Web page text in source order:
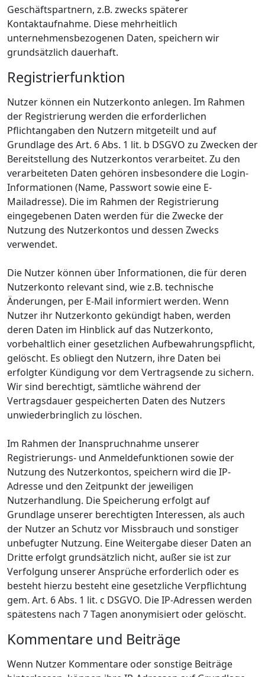
Geschäftspartnern, z.B. zwecks späterer
Kontaktaufnahme. Diese mehrheitlich
unternehmensbezogenen Daten, speichern wir
grundsätzlich dauerhaft.
Registrierfunktion
Nutzer können ein Nutzerkonto anlegen. Im Rahmen
der Registrierung werden die erforderlichen
Pflichtangaben den Nutzern mitgeteilt und auf
Grundlage des Art. 6 Abs. 1 lit. b DSGVO zu Zwecken der
Bereitstellung des Nutzerkontos verarbeitet. Zu den
verarbeiteten Daten gehören insbesondere die Login-
Informationen (Name, Passwort sowie eine E-
Mailadresse). Die im Rahmen der Registrierung
eingegebenen Daten werden für die Zwecke der
Nutzung des Nutzerkontos und dessen Zwecks
verwendet.
Die Nutzer können über Informationen, die für deren
Nutzerkonto relevant sind, wie z.B. technische
Änderungen, per E-Mail informiert werden. Wenn
Nutzer ihr Nutzerkonto gekündigt haben, werden
deren Daten im Hinblick auf das Nutzerkonto,
vorbehaltlich einer gesetzlichen Aufbewahrungspflicht,
gelöscht. Es obliegt den Nutzern, ihre Daten bei
erfolgter Kündigung vor dem Vertragsende zu sichern.
Wir sind berechtigt, sämtliche während der
Vertragsdauer gespeicherten Daten des Nutzers
unwiederbringlich zu löschen.
Im Rahmen der Inanspruchnahme unserer
Registrierungs- und Anmeldefunktionen sowie der
Nutzung des Nutzerkontos, speichern wird die IP-
Adresse und den Zeitpunkt der jeweiligen
Nutzerhandlung. Die Speicherung erfolgt auf
Grundlage unserer berechtigten Interessen, als auch
der Nutzer an Schutz vor Missbrauch und sonstiger
unbefugter Nutzung. Eine Weitergabe dieser Daten an
Dritte erfolgt grundsätzlich nicht, außer sie ist zur
Verfolgung unserer Ansprüche erforderlich oder es
besteht hierzu besteht eine gesetzliche Verpflichtung
gem. Art. 6 Abs. 1 lit. c DSGVO. Die IP-Adressen werden
spätestens nach 7 Tagen anonymisiert oder gelöscht.
Kommentare und Beiträge
Wenn Nutzer Kommentare oder sonstige Beiträge